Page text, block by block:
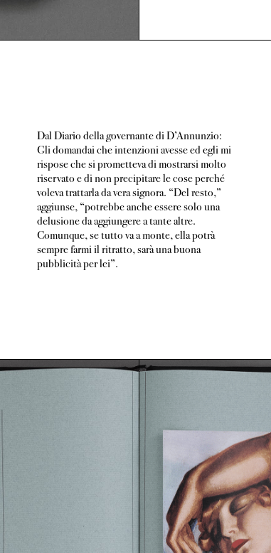
Dal Diario della governante di D’Annunzio:
Gli domandai che intenzioni avesse ed egli mi
rispose che si prometteva di mostrarsi molto
riservato e di non precipitare le cose perché
voleva trattarla da vera signora. “Del resto,”
aggiunse, “potrebbe anche essere solo una
delusione da aggiungere a tante altre.
Comunque, se tutto va a monte, ella potrà
sempre farmi il ritratto, sarà una buona
pubblicità per lei”.